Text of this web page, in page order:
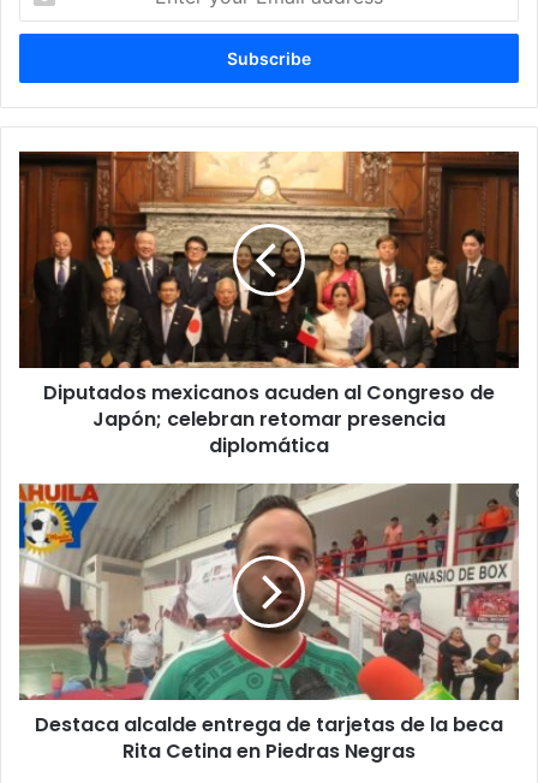
t
r
y
u
r
l
d
s
D
i
d
s
c
a
n
o
s
c
u
d
Diputados mexicanos acuden al Congreso de
Japón; celebran retomar presencia
diplomática
D
e
s
t
a
a
a
l
Destaca alcalde entrega de tarjetas de la beca
Rita Cetina en Piedras Negras